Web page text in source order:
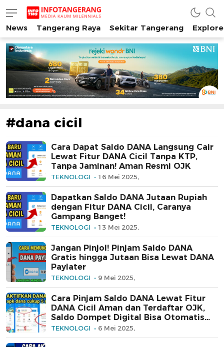
INFO TANGERANG
Media Kaum Millenials Tangerang Raya
News Tangerang Raya Sekitar Tangerang
#dana cicil
Cara Dapat Saldo DANA Langsung Cair
Lewat Fitur DANA Cicil Tanpa KTP,
Tanpa Jaminan! Aman Resmi OJK
TEKNOLOGI 16 Mei 2025,
Dapatkan Saldo DANA Jutaan Rupiah
dengan Fitur DANA Cicil, Caranya
Gampang Banget!
TEKNOLOGI 13 Mei 2025,
Jangan Pinjol! Pinjam Saldo DANA
Gratis hingga Jutaan Bisa Lewat DANA
Paylater
TEKNOLOGI 9 Mei 2025,
Cara Pinjam Saldo DANA Lewat Fitur
DANA Cicil Aman dan Terdaftar OJK,
Saldo Dompet Digital Bisa Otomatis
Langsung Bertambah
TEKNOLOGI 6 Mei 2025,